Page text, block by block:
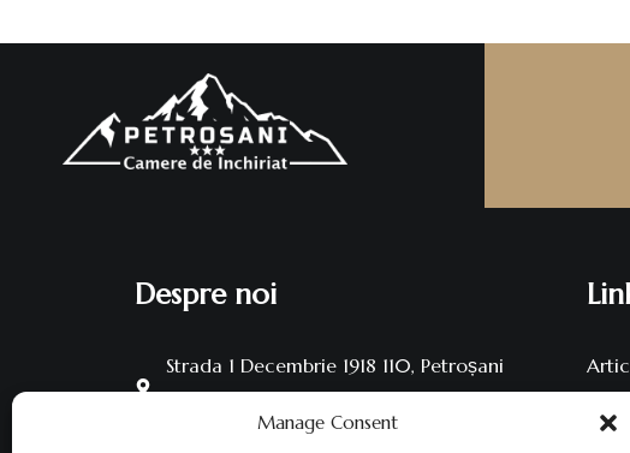
Manage Consent
Despre noi
Strada 1 Decembrie 1918 110, Petroșani